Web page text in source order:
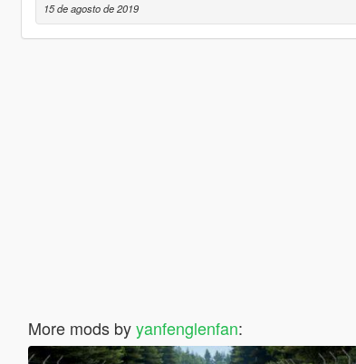
15 de agosto de 2019
More mods byyanfenglenfan: